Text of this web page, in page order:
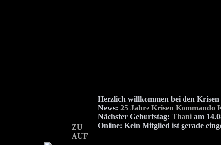
ZU
AUF
Herzlich willkommen bei den
News: 25 Jahre Krisen Kommando
Nächster Geburtstag: Thani am
Online: Kein Mitglied ist gerade